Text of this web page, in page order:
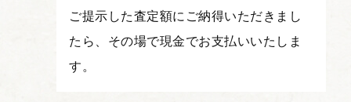
ご提示した査定額にご納得いただきまし
たら、その場で現金でお支払いいたしま
す。